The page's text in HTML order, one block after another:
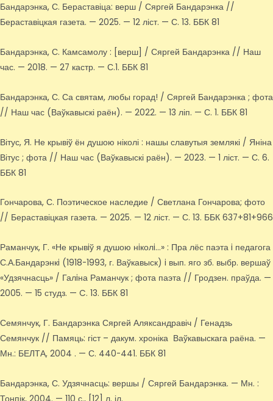
Бандарэнка, С. Бераставіца: верш / Сяргей Бандарэнка //
Бераставіцкая газета. — 2025. — 12 ліст. — С. 13. ББК 81
Бандарэнка, С. Камсамолу : [верш] / Сяргей Бандарэнка // Наш
час. — 2018. — 27 кастр. — С.1. ББК 81
Бандарэнка, С. Са святам, любы горад! / Сяргей Бандарэнка ; фота
// Наш час (Ваўкавыскі раён). — 2022. — 13 ліп. — С. 1. ББК 81
Вітус, Я. Не крывіў ён душою ніколі : нашы славутыя землякі / Яніна
Вітус ; фота // Наш час (Ваўкавыскі раён). — 2023. — 1 ліст. — С. 6.
ББК 81
Гончарова, С. Поэтическое наследие / Светлана Гончарова; фото
// Бераставіцкая газета. — 2025. — 12 ліст. — С. 13. ББК 637+81+966
Раманчук, Г. «Не крывiў я душою нiколi…» : Пра лёс паэта i педагога
С.А.Бандарэнкi (1918-1993, г. Ваўкавыск) i вып. яго зб. выбр. вершаў
«Удзячнасць» / Галiна Раманчук ; фота паэта // Гродзен. праўда. —
2005. — 15 студз. — C. 13. ББК 81
Семянчук, Г. Бандарэнка Сяргей Аляксандравіч / Генадзь
Семянчук // Памяць: гіст – дакум. хроніка Ваўкавыскага раёна. —
Мн.: БЕЛТА, 2004 . — С. 440-441. ББК 81
Бандарэнка, С. Удзячнасць: вершы / Сяргей Бандарэнка. — Мн. :